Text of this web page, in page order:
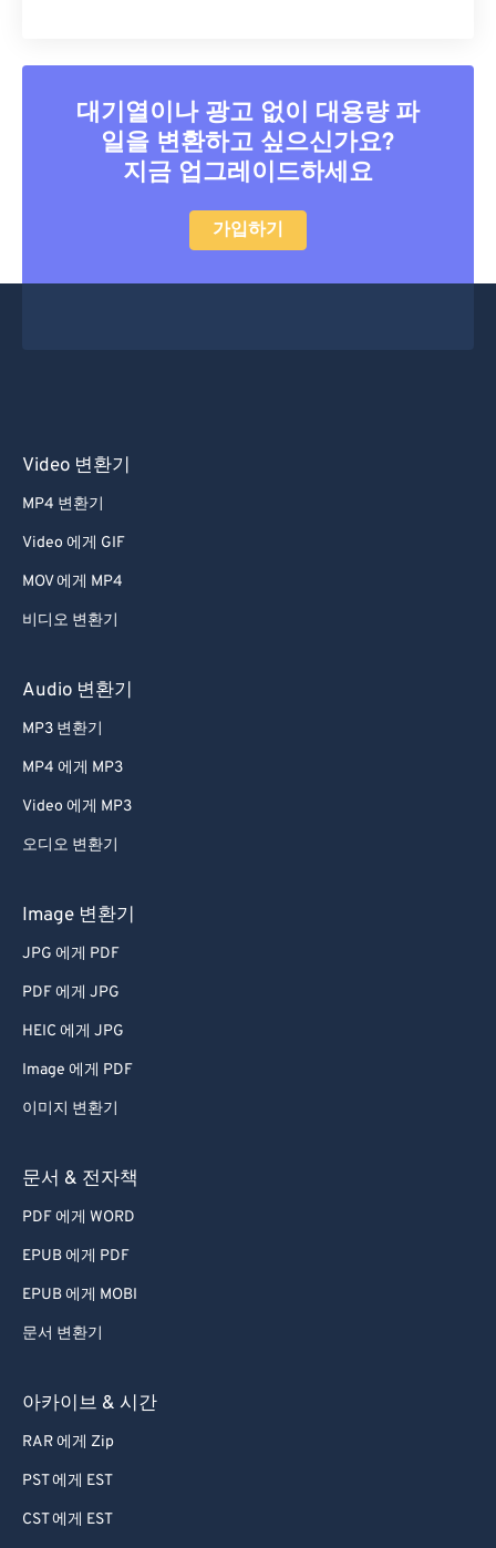
대기열이나 광고 없이 대용량 파
일을 변환하고 싶으신가요?
지금 업그레이드하세요
가입하기
Video 변환기
MP4 변환기
Video 에게 GIF
MOV 에게 MP4
비디오 변환기
Audio 변환기
MP3 변환기
MP4 에게 MP3
Video 에게 MP3
오디오 변환기
Image 변환기
JPG 에게 PDF
PDF 에게 JPG
HEIC 에게 JPG
Image 에게 PDF
이미지 변환기
문서 & 전자책
PDF 에게 WORD
EPUB 에게 PDF
EPUB 에게 MOBI
문서 변환기
아카이브 & 시간
RAR 에게 Zip
PST 에게 EST
CST 에게 EST